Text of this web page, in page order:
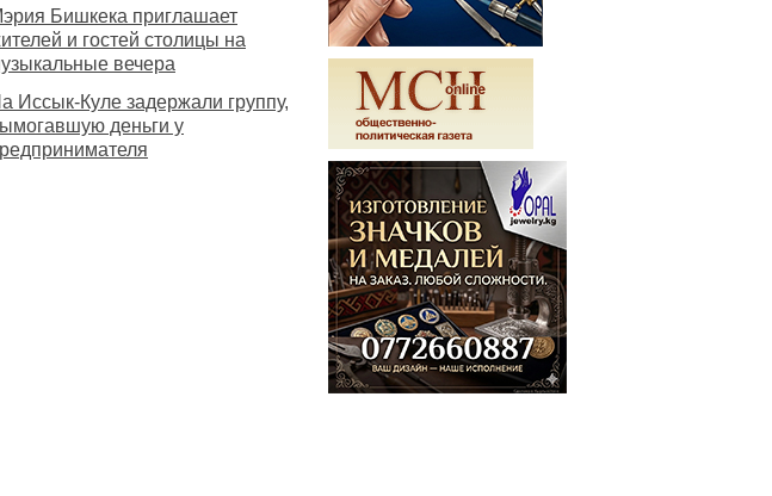
Бишкека приглашает
и гостей столицы на
вечера
Иссык-Куле задержали группу,
деньги у